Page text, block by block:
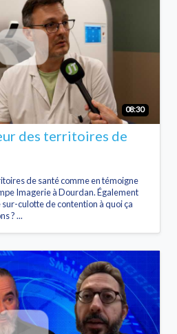
08:30
des territoires de
de santé comme en témoigne
Imagerie à Dourdan. Également
sur-culotte de contention à quoi ça
? ...